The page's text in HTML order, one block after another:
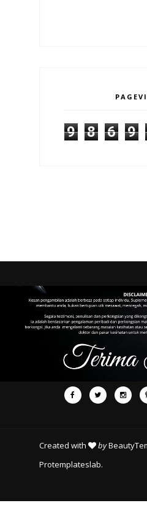
9 8 6 9
Created with by
Protemplateslab.